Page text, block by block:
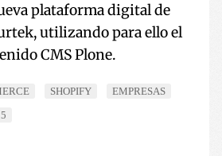
plataforma digital de
utilizando para ello el
CMS Plone.
SHOPIFY
EMPRESAS